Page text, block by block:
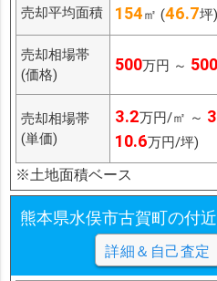
売却平均面積 154㎡ (46.7坪)
売却相場帯
(価格)
500万円 ～ 500
売却相場帯
(単価)
3.2万円/㎡ ～
10.6万円/坪)
※土地面積ベース
熊本県水俣市古賀町の付近
詳細＆自己査定